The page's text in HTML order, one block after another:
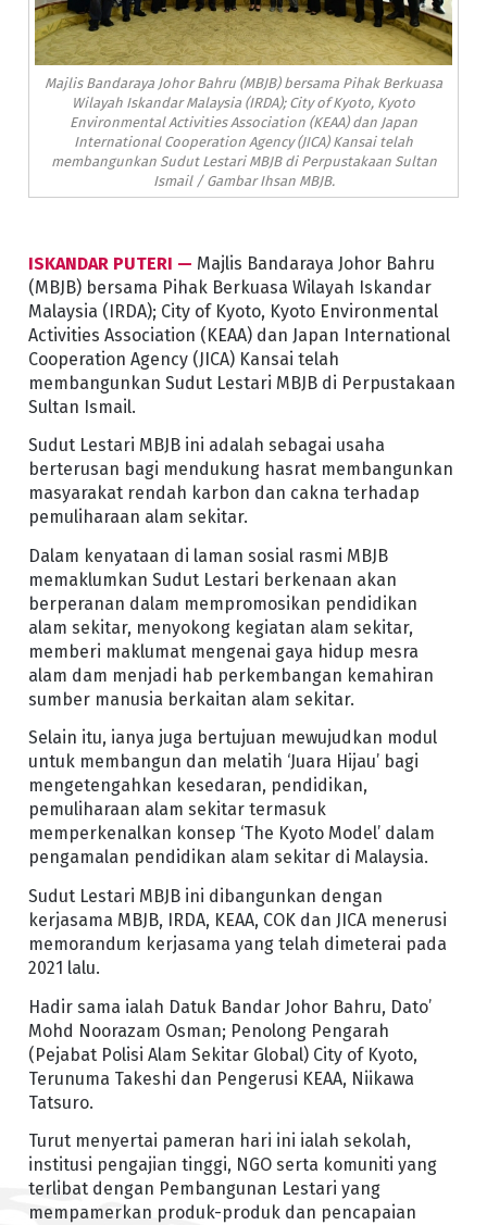
Majlis Bandaraya Johor Bahru (MBJB) bersama Pihak Berkuasa
Wilayah Iskandar Malaysia (IRDA); City of Kyoto, Kyoto
Environmental Activities Association (KEAA) dan Japan
International Cooperation Agency (JICA) Kansai telah
membangunkan Sudut Lestari MBJB di Perpustakaan Sultan
Ismail / Gambar Ihsan MBJB.
ISKANDAR PUTERI — Majlis Bandaraya Johor Bahru
(MBJB) bersama Pihak Berkuasa Wilayah Iskandar
Malaysia (IRDA); City of Kyoto, Kyoto Environmental
Activities Association (KEAA) dan Japan International
Cooperation Agency (JICA) Kansai telah
membangunkan Sudut Lestari MBJB di Perpustakaan
Sultan Ismail.
Sudut Lestari MBJB ini adalah sebagai usaha
berterusan bagi mendukung hasrat membangunkan
masyarakat rendah karbon dan cakna terhadap
pemuliharaan alam sekitar.
Dalam kenyataan di laman sosial rasmi MBJB
memaklumkan Sudut Lestari berkenaan akan
berperanan dalam mempromosikan pendidikan
alam sekitar, menyokong kegiatan alam sekitar,
memberi maklumat mengenai gaya hidup mesra
alam dam menjadi hab perkembangan kemahiran
sumber manusia berkaitan alam sekitar.
Selain itu, ianya juga bertujuan mewujudkan modul
untuk membangun dan melatih ‘Juara Hijau’ bagi
mengetengahkan kesedaran, pendidikan,
pemuliharaan alam sekitar termasuk
memperkenalkan konsep ‘The Kyoto Model’ dalam
pengamalan pendidikan alam sekitar di Malaysia.
Sudut Lestari MBJB ini dibangunkan dengan
kerjasama MBJB, IRDA, KEAA, COK dan JICA menerusi
memorandum kerjasama yang telah dimeterai pada
2021 lalu.
Hadir sama ialah Datuk Bandar Johor Bahru, Dato’
Mohd Noorazam Osman; Penolong Pengarah
(Pejabat Polisi Alam Sekitar Global) City of Kyoto,
Terunuma Takeshi dan Pengerusi KEAA, Niikawa
Tatsuro.
Turut menyertai pameran hari ini ialah sekolah,
institusi pengajian tinggi, NGO serta komuniti yang
terlibat dengan Pembangunan Lestari yang
mempamerkan produk-produk dan pencapaian